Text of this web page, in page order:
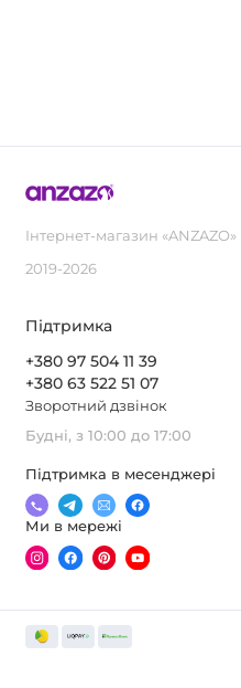
Інтернет-магазин «ANZAZO»
2019-2026
Підтримка
+380 97 504 11 39
+380 63 522 51 07
Зворотний дзвінок
Будні, з 10:00 до 17:00
Підтримка в месенджері
Ми в мережі